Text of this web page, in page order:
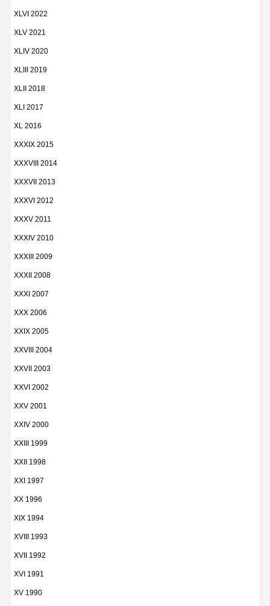
XLVI 2022
XLV 2021
XLIV 2020
XLIII 2019
XLII 2018
XLI 2017
XL 2016
XXXIX 2015
XXXVIII 2014
XXXVII 2013
XXXVI 2012
XXXV 2011
XXXIV 2010
XXXIII 2009
XXXII 2008
XXXI 2007
XXX 2006
XXIX 2005
XXVIII 2004
XXVII 2003
XXVI 2002
XXV 2001
XXIV 2000
XXIII 1999
XXII 1998
XXI 1997
XX 1996
XIX 1994
XVIII 1993
XVII 1992
XVI 1991
XV 1990